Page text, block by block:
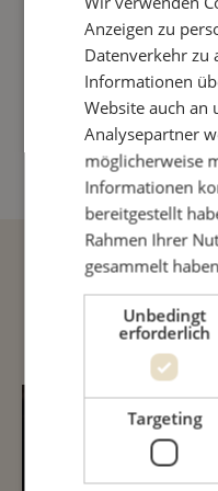
Sofort lieferbar
Produkt
IN DEN
Beschreibung
Anzeigen zu
Datenverkehr zu
Informationen
Website auch an
Analysepartner
möglicherweise
Informationen
bereitgestellt
Rahmen Ihrer
gesammelt
Unbedingt
erforderlich
Targeting